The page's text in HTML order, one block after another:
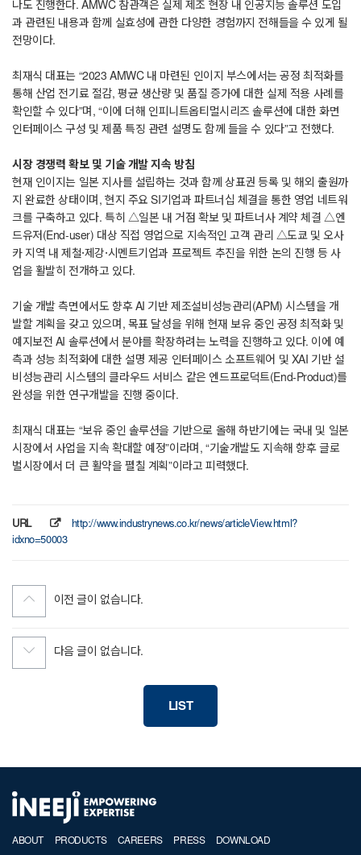
나도 진행한다. AMWC 참관객은 실제 제조 현장 내 인공지능 솔루션 도입
과 관련된 내용과 함께 실효성에 관한 다양한 경험까지 전해들을 수 있게 될
전망이다.
최재식 대표는 “2023 AMWC 내 마련된 인이지 부스에서는 공정 최적화를
통해 산업 전기료 절감, 평균 생산량 및 품질 증가에 대한 실제 적용 사례를
확인할 수 있다”며, “이에 더해 인피니트옵티멀시리즈 솔루션에 대한 화면
인터페이스 구성 및 제품 특징 관련 설명도 함께 들을 수 있다”고 전했다.
시장 경쟁력 확보 및 기술 개발 지속 방침
현재 인이지는 일본 지사를 설립하는 것과 함께 상표권 등록 및 해외 출원까
지 완료한 상태이며, 현지 주요 SI기업과 파트너십 체결을 통한 영업 네트워
크를 구축하고 있다. 특히 △일본 내 거점 확보 및 파트너사 계약 체결 △엔
드유저(End-user) 대상 직접 영업으로 지속적인 고객 관리 △도쿄 및 오사
카 지역 내 제철·제강·시멘트기업과 프로젝트 추진을 위한 논의 진행 등 사
업을 활발히 전개하고 있다.
기술 개발 측면에서도 향후 AI 기반 제조설비성능관리(APM) 시스템을 개
발할 계획을 갖고 있으며, 목표 달성을 위해 현재 보유 중인 공정 최적화 및
예지보전 AI 솔루션에서 분야를 확장하려는 노력을 진행하고 있다. 이에 예
측과 성능 최적화에 대한 설명 제공 인터페이스 소프트웨어 및 XAI 기반 설
비성능관리 시스템의 클라우드 서비스 같은 엔드프로덕트(End-Product)를
완성을 위한 연구개발을 진행 중이다.
최재식 대표는 “보유 중인 솔루션을 기반으로 올해 하반기에는 국내 및 일본
시장에서 사업을 지속 확대할 예정”이라며, “기술개발도 지속해 향후 글로
벌시장에서 더 큰 활약을 펼칠 계획”이라고 피력했다.
URL
http://www.industrynews.co.kr/news/articleView.html?
idxno=50003
이전 글이 없습니다.
다음 글이 없습니다.
LIST
ABOUT PRODUCTS CAREERS PRESS DOWNLOAD